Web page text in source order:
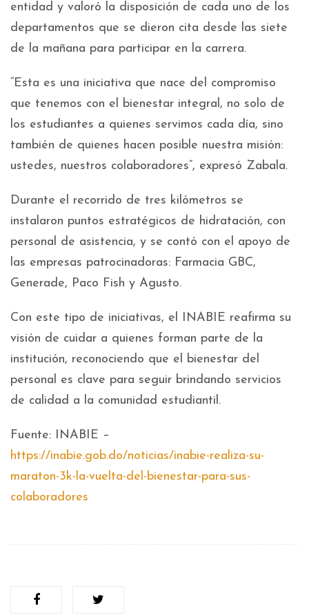
entidad y valoró la disposición de cada uno de los
departamentos que se dieron cita desde las siete
de la mañana para participar en la carrera.
“Esta es una iniciativa que nace del compromiso
que tenemos con el bienestar integral, no solo de
los estudiantes a quienes servimos cada día, sino
también de quienes hacen posible nuestra misión:
ustedes, nuestros colaboradores”, expresó Zabala.
Durante el recorrido de tres kilómetros se
instalaron puntos estratégicos de hidratación, con
personal de asistencia, y se contó con el apoyo de
las empresas patrocinadoras: Farmacia GBC,
Generade, Paco Fish y Agusto.
Con este tipo de iniciativas, el INABIE reafirma su
visión de cuidar a quienes forman parte de la
institución, reconociendo que el bienestar del
personal es clave para seguir brindando servicios
de calidad a la comunidad estudiantil.
Fuente: INABIE –
https://inabie.gob.do/noticias/inabie-realiza-su-
maraton-3k-la-vuelta-del-bienestar-para-sus-
colaboradores